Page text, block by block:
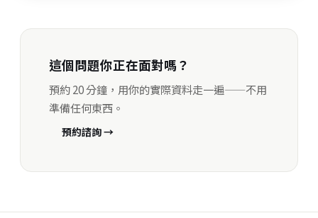
這個問題你正在面對嗎？
預約 20 分鐘，用你的實際資料走一遍——不用
準備任何東西。
預約諮詢 →